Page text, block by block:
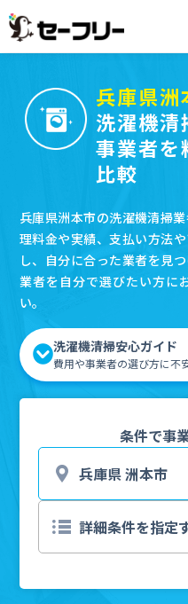
兵庫県洲
洗濯機清
事業者を
比較
兵庫県洲本市の洗濯機清掃
理料金や実績、支払い方法
し、自分に合った業者を見
業者を自分で選びたい方に
い。
洗濯機清掃安心ガイド
費用や事業者の選び方に不
条件で事